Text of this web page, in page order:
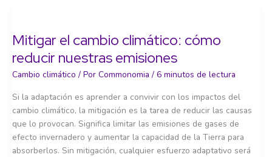
Mitigar el cambio climático: cómo
reducir nuestras emisiones
Cambio climático / Por Commonomia / 6 minutos de lectura
Si la adaptación es aprender a convivir con los impactos del
cambio climático, la mitigación es la tarea de reducir las causas
que lo provocan. Significa limitar las emisiones de gases de
efecto invernadero y aumentar la capacidad de la Tierra para
absorberlos. Sin mitigación, cualquier esfuerzo adaptativo será